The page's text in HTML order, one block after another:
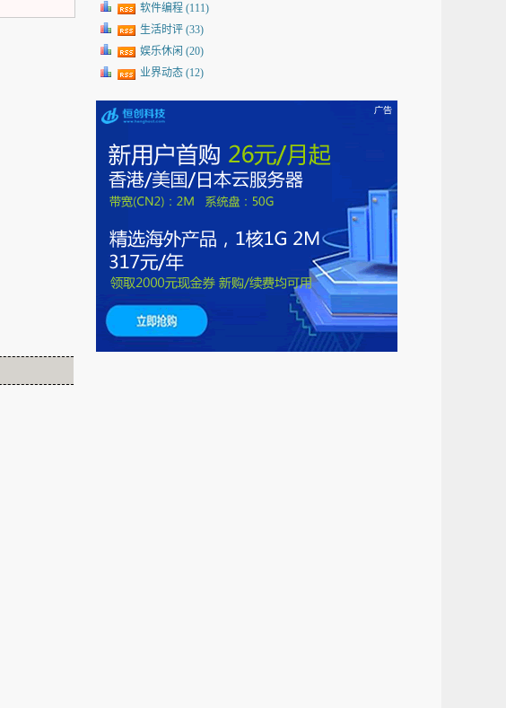
软件编程 (111)
生活时评 (33)
娱乐休闲 (20)
业界动态 (12)